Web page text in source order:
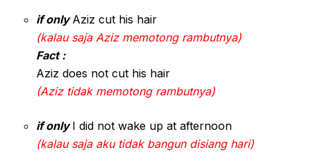
if onlyAziz cut his hair
(kalau saja Aziz memotong rambutnya)
Fact :
Aziz does not cut his hair
(Aziz tidak memotong rambutnya)
if onlyI did not wake up at afternoon
(kalau saja aku tidak bangun disiang hari)